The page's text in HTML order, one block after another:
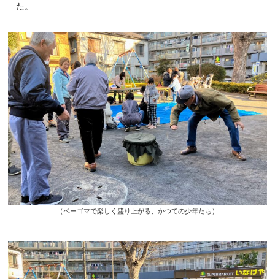
た。
（ベーゴマで楽しく盛り上がる、かつての少年たち）